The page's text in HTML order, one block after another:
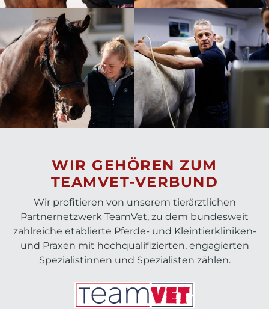
WIR GEHÖREN ZUM
TEAMVET-VERBUND
Wir profitieren von unserem tierärztlichen
Partnernetzwerk TeamVet, zu dem bundesweit
zahlreiche etablierte Pferde- und Kleintierkliniken-
und Praxen mit hochqualifizierten, engagierten
Spezialistinnen und Spezialisten zählen.